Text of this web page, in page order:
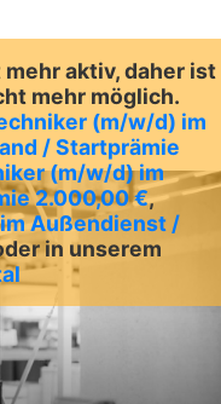
aktiv, daher ist
mehr möglich.
(m/w/d) im
/ Startprämie
(m/w/d) im
2.000,00 €,
Außendienst /
in unserem